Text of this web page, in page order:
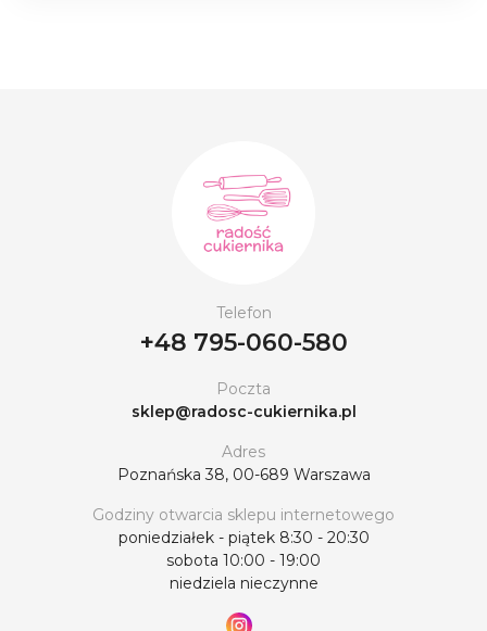
Telefon
+48 795-060-580
Poczta
sklep@radosc-cukiernika.pl
Adres
Poznańska 38, 00-689 Warszawa
Godziny otwarcia sklepu internetowego
poniedziałek - piątek 8:30 - 20:30
sobota 10:00 - 19:00
niedziela nieczynne